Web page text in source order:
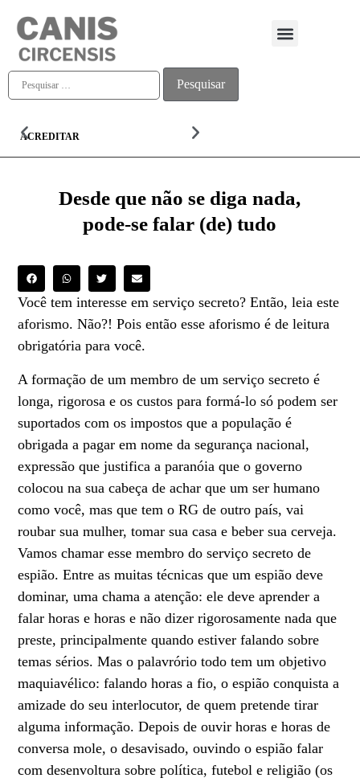
ACREDITAR
Desde que não se diga nada,
pode-se falar (de) tudo
Você tem interesse em serviço secreto? Então, leia este
aforismo. Não?! Pois então esse aforismo é de leitura
obrigatória para você.
A formação de um membro de um serviço secreto é
longa, rigorosa e os custos para formá-lo só podem ser
suportados com os impostos que a população é
obrigada a pagar em nome da segurança nacional,
expressão que justifica a paranóia que o governo
colocou na sua cabeça de achar que um ser humano
como você, mas que tem o RG de outro país, vai
roubar sua mulher, tomar sua casa e beber sua cerveja.
Vamos chamar esse membro do serviço secreto de
espião. Entre as muitas técnicas que um espião deve
dominar, uma chama a atenção: ele deve aprender a
falar horas e horas e não dizer rigorosamente nada que
preste, principalmente quando estiver falando sobre
temas sérios. Mas o palavrório todo tem um objetivo
maquiavélico: falando horas a fio, o espião conquista a
amizade do seu interlocutor, de quem pretende tirar
alguma informação. Depois de ouvir horas e horas de
conversa mole, o desavisado, ouvindo o espião falar
com desenvoltura sobre política, futebol e religião (os